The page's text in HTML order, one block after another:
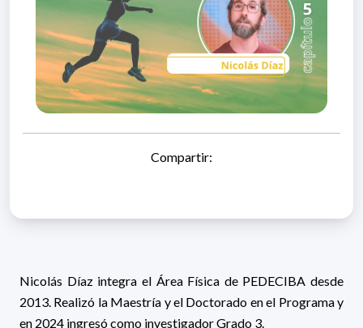
Compartir:
Nicolás Díaz integra el Área Física de PEDECIBA desde
2013. Realizó la Maestría y el Doctorado en el Programa y
en 2024 ingresó como investigador Grado 3.